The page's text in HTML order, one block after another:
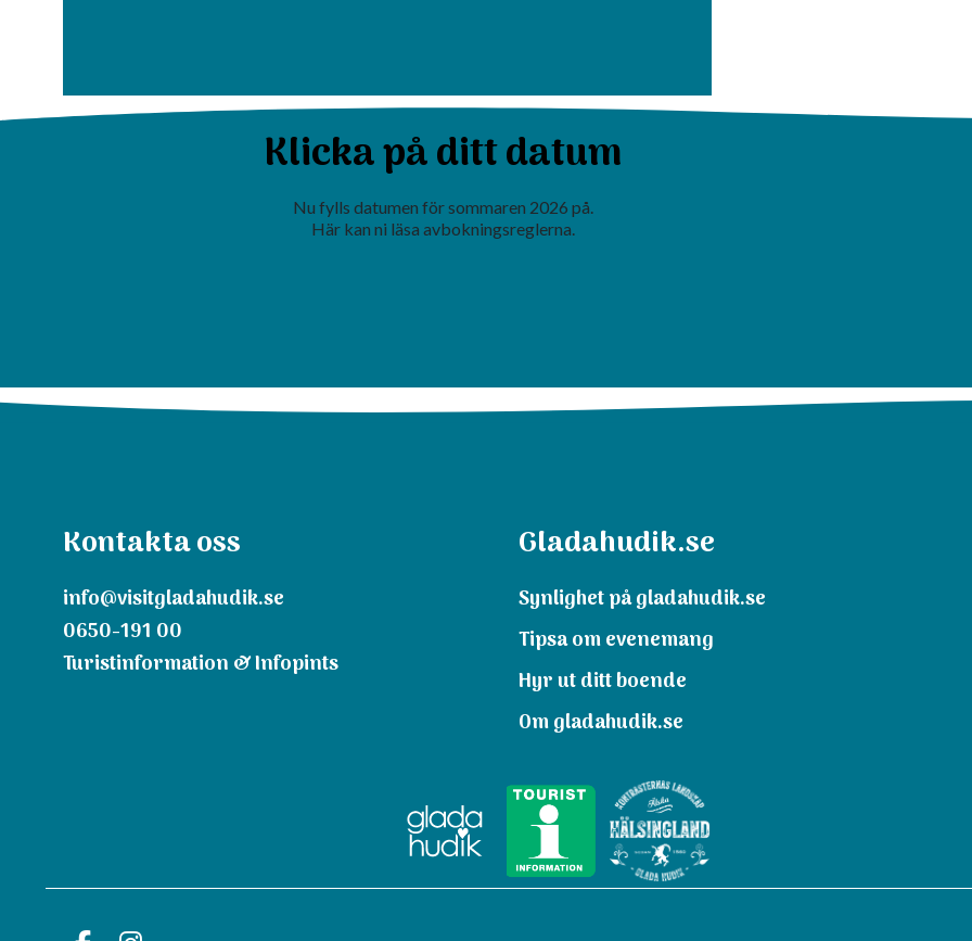
Klicka på ditt datum
Nu fylls datumen för sommaren 2026 på.
Här kan ni läsa avbokningsreglerna.
Kontakta oss
info@visitgladahudik.se
0650-191 00
Turistinformation & Infopints
Gladahudik.se
Synlighet på gladahudik.se
Tipsa om evenemang
Hyr ut ditt boende
Om gladahudik.se